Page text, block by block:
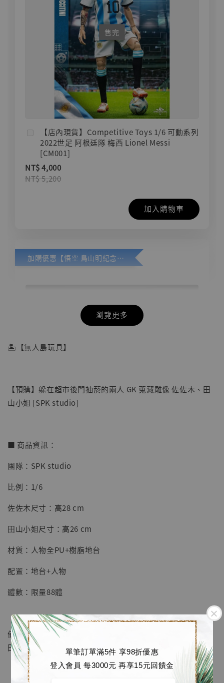
單筆訂單滿5件 享98折優惠
登入會員 每3000元 再享15元回饋金
售完
【店內現貨】Competitive Toys 1/6 可動系列
2022世足 阿根廷隊 梅西 Lionel Messi
[CM001]
NT$ 4,000
NT$ 5,200
加入購物車
加購優惠【悟空 鳥山明紀念款 [奇蹟工作室]】
【店內現貨】七龍珠 系列蒐藏雕像 悟空 鳥山
明紀念款 [奇蹟工作室]
NT$ 5,580
瀏覽更多
🏝【無人島玩具】
【預購】躲在超市後門抽菸的兩人 GK 蒐藏雕像 佐佐木、田
山小姐 [SPK studio]
■ 商品資訊：
團隊：SPK studio
比例：1/6
佐佐木尺寸：高28 cm
田山小姐尺寸：高26 cm
材質：人物全PU+樹脂地台
配置：地台+人物
體數：限量88體
備註：人物可分開單獨擺放！購買抽菸二人組送超市人物山
田小姐姐1體！再送三人共鳴大底座！